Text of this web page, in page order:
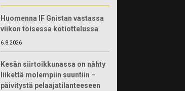
Huomenna IF Gnistan vastassa
viikon toisessa kotiottelussa
6.8.2026
Kesän siirtoikkunassa on nähty
liikettä molempiin suuntiin –
päivitystä pelaajatilanteeseen